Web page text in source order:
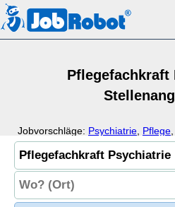
Pflegefachkraft
Jobvorschläge: Psychiatrie Pflege